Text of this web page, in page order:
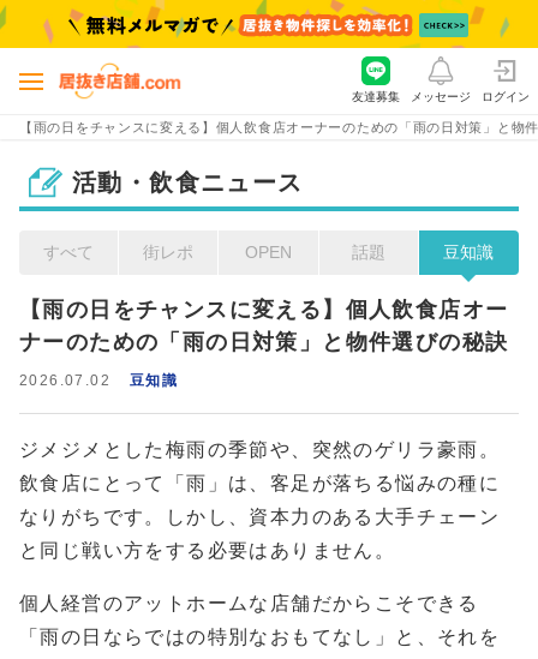
【雨の日をチャンスに変える】個人飲食店オーナーのための「雨の日対策」と物
友達募集 メッセージ ログイン
活動・飲食ニュース
すべて 街レポ OPEN 話題 豆知識
【雨の日をチャンスに変える】個人飲食店オー
ナーのための「雨の日対策」と物件選びの秘訣
2026.07.02 豆知識
ジメジメとした梅雨の季節や、突然のゲリラ豪雨。
飲食店にとって「雨」は、客足が落ちる悩みの種に
なりがちです。しかし、資本力のある大手チェーン
と同じ戦い方をする必要はありません。
個人経営のアットホームな店舗だからこそできる
「雨の日ならではの特別なおもてなし」と、それを